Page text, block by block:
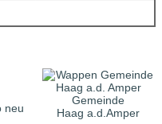
Gemeinde
Haag a.d.Amper